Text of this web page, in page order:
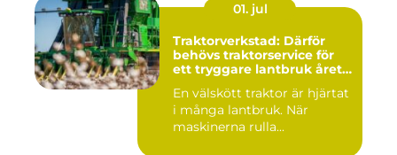
01. jul
Traktorverkstad: Därför
behövs traktorservice för
ett tryggare lantbruk året
En välskött traktor är hjärtat
i många lantbruk. När
maskinerna rulla...